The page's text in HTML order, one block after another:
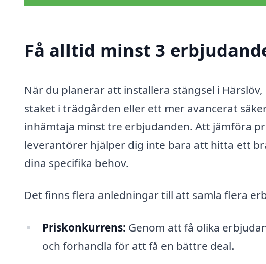
Få alltid minst 3
När du planerar att installera stängsel i
staket i trädgården eller ett mer avancerat
inhämtaja minst tre erbjudanden. Att jämföra
leverantörer hjälper dig inte bara att hitta ett
dina specifika behov.
Det finns flera anledningar till att samla flera
Priskonkurrens: Genom att få olika
och förhandla för att få en bättre deal.